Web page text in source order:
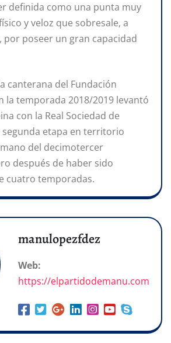
definida como una punta muy
y veloz que sobresale, a
por poseer un gran capacidad
canterana del Fundación
la temporada 2018/2019 levantó
con la Real Sociedad de
segunda etapa en territorio
del decimotercer
después de haber sido
cuatro temporadas.
manulopezfdez
Web:
https://elpartidodemanu.com